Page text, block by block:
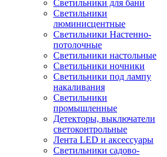
Светильники для бани
Светильники
люминисцентные
Светильники Настенно-
потолочные
Светильники настольные
Светильники ночники
Светильники под лампу
накаливания
Светильники
промышленные
Детекторы, выключатели
светоконтрольные
Лента LED и аксессуары
Светильники садово-